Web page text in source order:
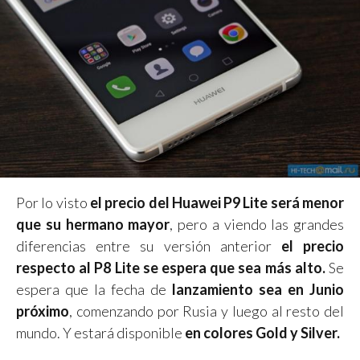
Por lo visto el precio del Huawei P9 Lite será menor
que su hermano mayor, pero a viendo las grandes
diferencias entre su versión anterior el precio
respecto al P8 Lite se espera que sea más alto.Se
espera que la fecha de lanzamiento sea en Junio
próximo, comenzando por Rusia y luego al resto del
mundo. Y estará disponible en colores Gold y Silver.